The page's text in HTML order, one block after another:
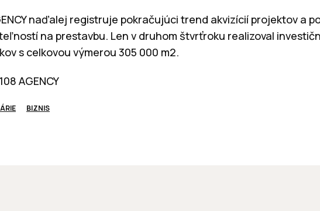
naďalej registruje pokračujúci trend akvizícií projektov a
na prestavbu. Len v druhom štvrťroku realizoval
s celkovou výmerou 305 000 m2.
AGENCY
BIZNIS